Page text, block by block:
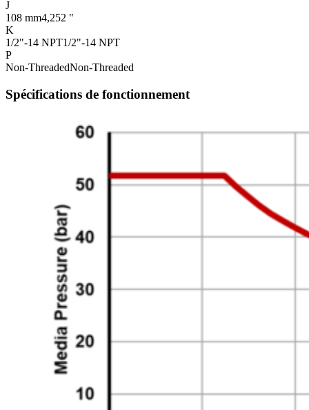
J
108 mm4,252 "
K
1/2"-14 NPT1/2"-14 NPT
P
Non-ThreadedNon-Threaded
Spécifications de fonctionnement